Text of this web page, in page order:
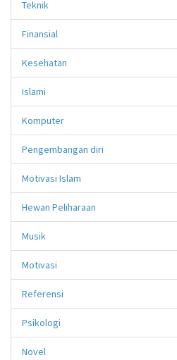
Teknik
Finansial
Kesehatan
Islami
Komputer
Pengembangan diri
Motivasi Islam
Hewan Peliharaan
Musik
Motivasi
Referensi
Psikologi
Novel